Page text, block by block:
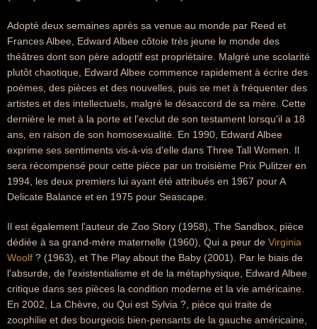
Adopté deux semaines après sa venue au monde par Reed et
Frances Albee, Edward Albee côtoie très jeune le monde des
théâtres dont son père adoptif est propriétaire. Malgré une scolarité
plutôt chaotique, Edward Albee commence rapidement à écrire des
poèmes, des pièces et des nouvelles, puis se met à fréquenter des
artistes et des intellectuels, malgré le désaccord de sa mère. Cette
dernière le met à la porte et l'exclut de son testament lorsqu'il a 18
ans, en raison de son homosexualité. En 1990, Edward Albee
exprime ses sentiments vis-à-vis d'elle dans Three Tall Women. Il
sera récompensé pour cette pièce par un troisième Prix Pulitzer en
1994, les deux premiers lui ayant été attribués en 1967 pour A
Delicate Balance et en 1975 pour Seascape.
Il est également l'auteur de Zoo Story (1958), The Sandbox, pièce
dédiée à sa grand-mère maternelle (1960), Qui a peur de Virginia
Woolf ? (1963), et The Play about the Baby (2001). Par le biais de
l'absurde, de l'existentialisme et de la métaphysique, Edward Albee
critique dans ses pièces la condition moderne et la vie américaine.
En 2002, La Chèvre, ou Qui est Sylvia ?, pièce qui traite de
zoophilie et des bourgeois bien-pensants de la gauche américaine,